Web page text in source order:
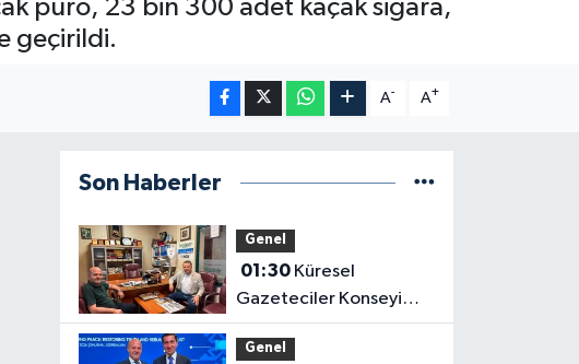
puro, 23 bin 300 adet kaçak sigara,
geçirildi.
A- A+
Son Haberler
Genel
01:30Küresel
Gazeteciler Konseyi
Başkanı Mehmet Ali
Dim’den Gazetemize
Genel